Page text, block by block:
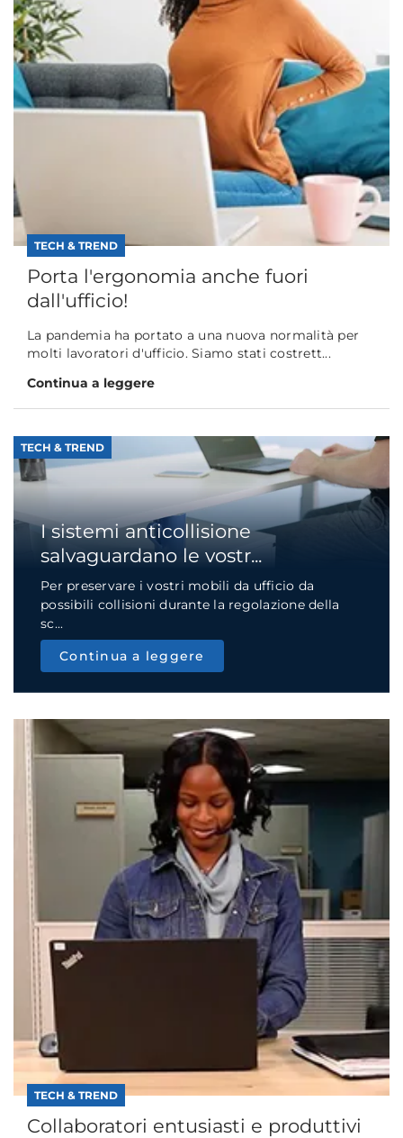
TECH & TREND
Porta l'ergonomia anche fuori
dall'ufficio!
La pandemia ha portato a una nuova normalità per
molti lavoratori d'ufficio. Siamo stati costrett...
Continua a leggere
TECH & TREND
I sistemi anticollisione
salvaguardano le vostr...
Per preservare i vostri mobili da ufficio da
possibili collisioni durante la regolazione della
sc...
Continua a leggere
TECH & TREND
Collaboratori entusiasti e produttivi